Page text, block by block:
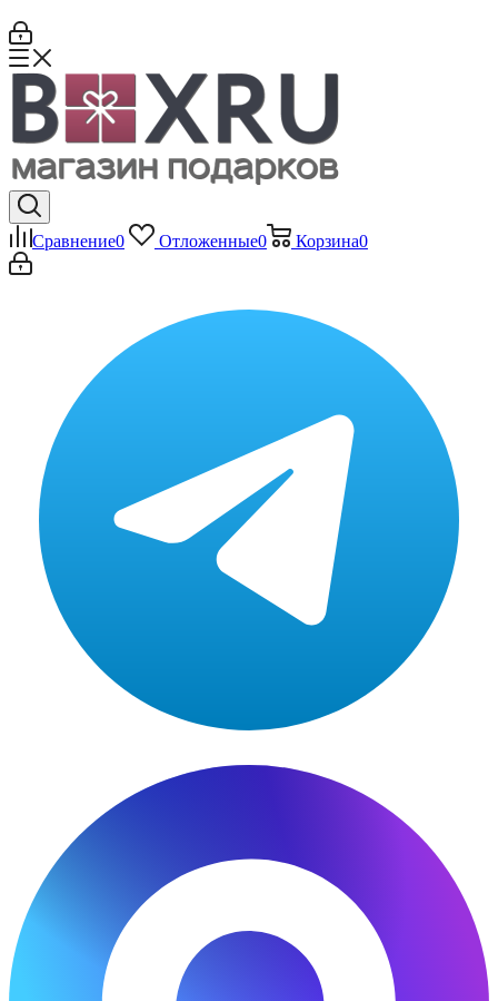
Сравнение0 Отложенные0 Корзина0